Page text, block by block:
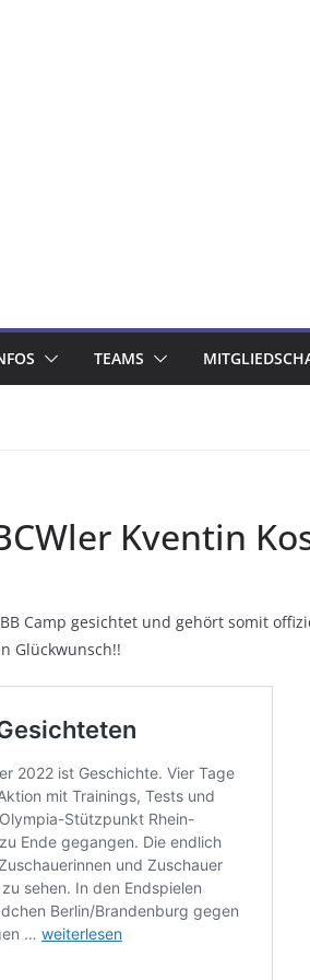
TEAMS
Kventin
Camp gesichtet und gehört somit
Glückwunsch!!